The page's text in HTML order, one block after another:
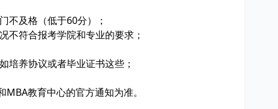
不及格（低于60分）；
符合报考学院和专业的要求；
培养协议或者毕业证书这些；
教育中心的官方通知为准。